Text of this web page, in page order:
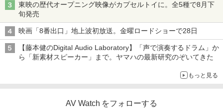
東映の歴代オープニング映像がカプセルトイに。全5種で8月下
旬発売
映画「8番出口」地上波初放送。金曜ロードショーで28日
【藤本健のDigital Audio Laboratory】「声で演奏するドラム」か
ら「新素材スピーカー」まで。ヤマハの最新研究のぞいてきた
もっと見る
AV Watch をフォローする